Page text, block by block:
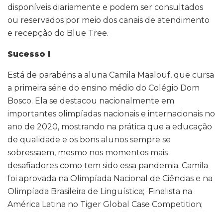
disponíveis diariamente e podem ser consultados
ou reservados por meio dos canais de atendimento
e recepção do Blue Tree.
Sucesso I
Está de parabéns a aluna Camila Maalouf, que cursa
a primeira série do ensino médio do Colégio Dom
Bosco. Ela se destacou nacionalmente em
importantes olimpíadas nacionais e internacionais no
ano de 2020, mostrando na prática que a educação
de qualidade e os bons alunos sempre se
sobressaem, mesmo nos momentos mais
desafiadores como tem sido essa pandemia. Camila
foi aprovada na Olimpíada Nacional de Ciências e na
Olimpíada Brasileira de Linguística; Finalista na
América Latina no Tiger Global Case Competition;